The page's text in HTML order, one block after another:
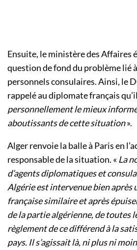
Ensuite, le ministère des Affaires
question de fond du problème lié
personnels consulaires. Ainsi, le
rappelé au diplomate français
personnellement le mieux
aboutissants de cette situation».
Alger renvoie la balle à Paris en
responsable de la situation. « La
d’agents diplomatiques et
Algérie est intervenue bien après
française similaire et après
de la partie algérienne, de toutes
règlement de ce différend à la
pays. Il s’agissait là, ni plus ni